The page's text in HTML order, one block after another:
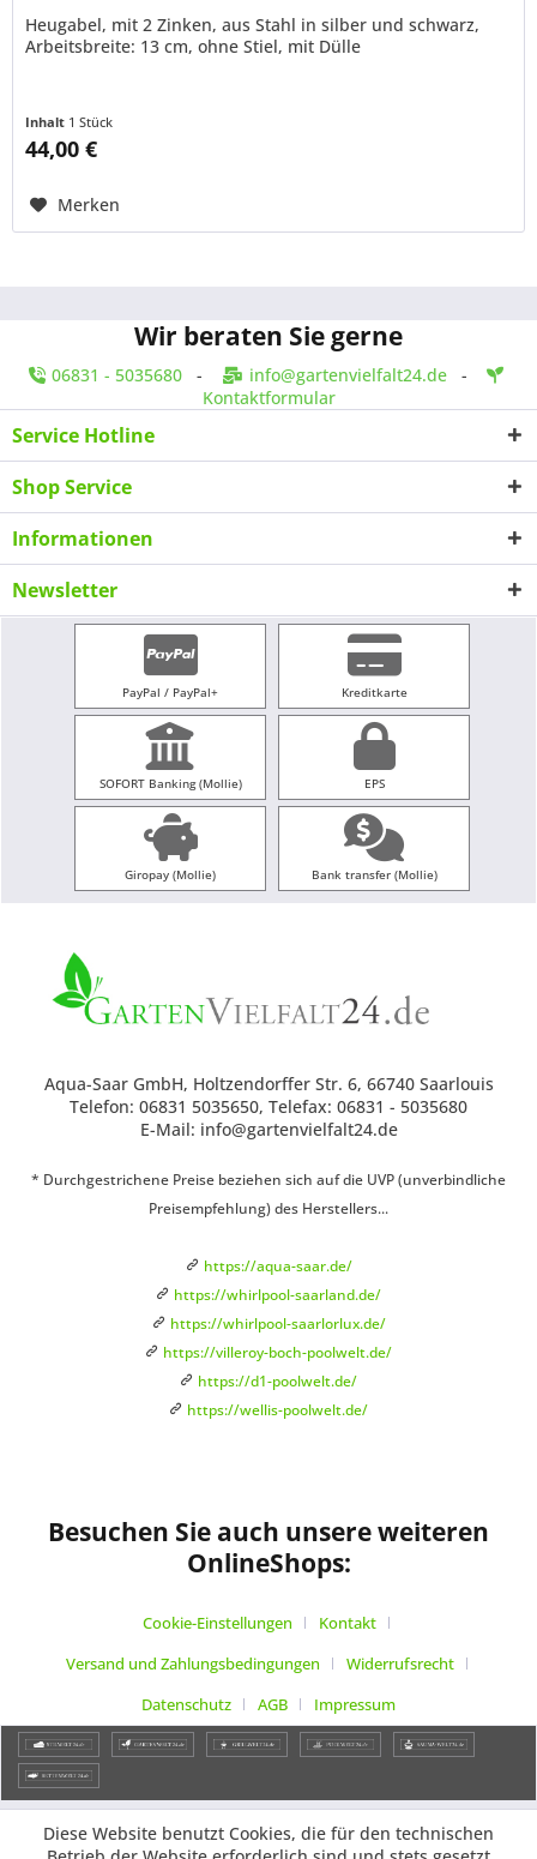
Heugabel, mit 2 Zinken, aus Stahl in silber und schwarz,
Arbeitsbreite: 13 cm, ohne Stiel, mit Dülle
Inhalt 1 Stück
44,00 €
Merken
Wir beraten Sie gerne
06831 - 5035680- info@gartenvielfalt24.de-
Kontaktformular
Service Hotline
Shop Service
Informationen
Newsletter
PayPal / PayPal+ Kreditkarte
SOFORT Banking (Mollie) EPS
Giropay (Mollie) Bank transfer (Mollie)
Aqua-Saar GmbH, Holtzendorffer Str. 6, 66740 Saarlouis
Telefon: 06831 5035650, Telefax: 06831 - 5035680
E-Mail: info@gartenvielfalt24.de
* Durchgestrichene Preise beziehen sich auf die UVP (unverbindliche
Preisempfehlung) des Herstellers...
https://aqua-saar.de/
https://whirlpool-saarland.de/
https://whirlpool-saarlorlux.de/
https://villeroy-boch-poolwelt.de/
https://d1-poolwelt.de/
https://wellis-poolwelt.de/
Besuchen Sie auch unsere weiteren
OnlineShops:
Cookie-Einstellungen
Kontakt
Versand und Zahlungsbedingungen
Widerrufsrecht
Datenschutz
AGB Impressum
Diese Website benutzt Cookies, die für den technischen